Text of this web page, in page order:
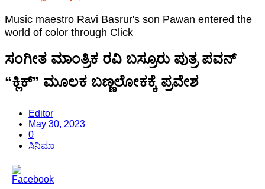
Music maestro Ravi Basrur's son Pawan entered the
world of color through Click
ಸಂಗೀತ ಮಾಂತ್ರಿಕ ರವಿ ಬಸ್ರೂರು ಪುತ್ರ ಪವನ್
“ಕ್ಲಿಕ್” ಮೂಲಕ ಬಣ್ಣಲೋಕಕ್ಕೆ ಪ್ರವೇಶ
Editor
May 30, 2023
0
ಸಿನಿಮಾ